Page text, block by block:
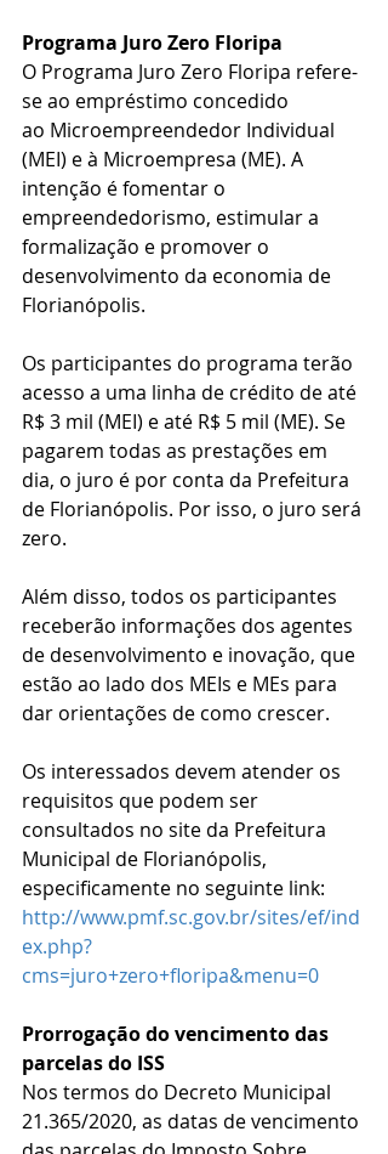
Programa Juro Zero Floripa
O Programa Juro Zero Floripa refere-
se ao empréstimo concedido
ao Microempreendedor Individual
(MEI) e à Microempresa (ME). A
intenção é fomentar o
empreendedorismo, estimular a
formalização e promover o
desenvolvimento da economia de
Florianópolis.
Os participantes do programa terão
acesso a uma linha de crédito de até
R$ 3 mil (MEI) e até R$ 5 mil (ME). Se
pagarem todas as prestações em
dia, o juro é por conta da Prefeitura
de Florianópolis. Por isso, o juro será
zero.
Além disso, todos os participantes
receberão informações dos agentes
de desenvolvimento e inovação, que
estão ao lado dos MEIs e MEs para
dar orientações de como crescer.
Os interessados devem atender os
requisitos que podem ser
consultados no site da Prefeitura
Municipal de Florianópolis,
especificamente no seguinte link:
http://www.pmf.sc.gov.br/sites/ef/ind
ex.php?
cms=juro+zero+floripa&menu=0
Prorrogação do vencimento das
parcelas do ISS
Nos termos do Decreto Municipal
21.365/2020, as datas de vencimento